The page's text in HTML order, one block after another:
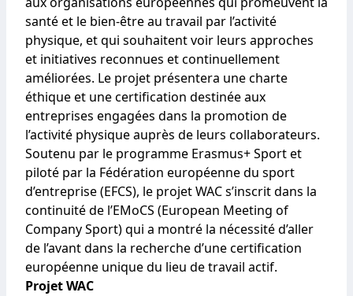
santé et le bien-être au travail par l’activité
physique, et qui souhaitent voir leurs approches
et initiatives reconnues et continuellement
améliorées. Le projet présentera une charte
éthique et une certification destinée aux
entreprises engagées dans la promotion de
l’activité physique auprès de leurs collaborateurs.
Soutenu par le programme Erasmus+ Sport et
piloté par la Fédération européenne du sport
d’entreprise (EFCS), le projet WAC s’inscrit dans la
continuité de l’EMoCS (European Meeting of
Company Sport) qui a montré la nécessité d’aller
de l’avant dans la recherche d’une certification
européenne unique du lieu de travail actif.
Projet WAC